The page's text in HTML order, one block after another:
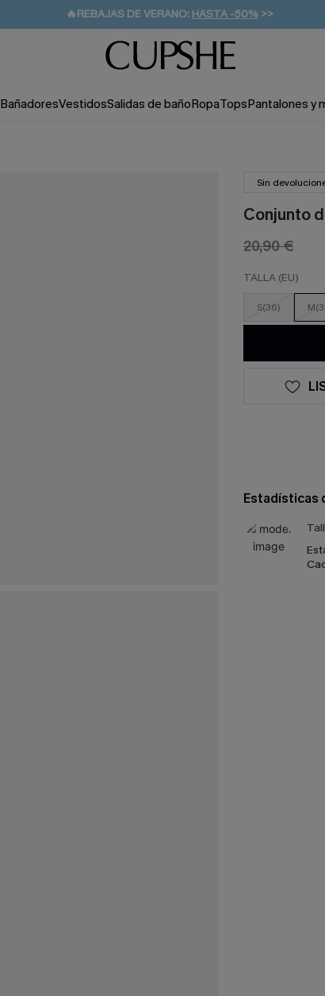
👒PROMOCIÓN DE VERANO:-10% EN 2 VESTIDOS
💌¡SUSCRIBIRSE & GANAR -10% EXTRA!
🚚ENVÍO GRATUITO A PARTIR DE 49 € >>
BañadoresVestidosSalidas de bañoRopaTopsPantalones y
Sin
Conjunto
20,90 €
TALLA (EU)
S(36)
Estadísticas